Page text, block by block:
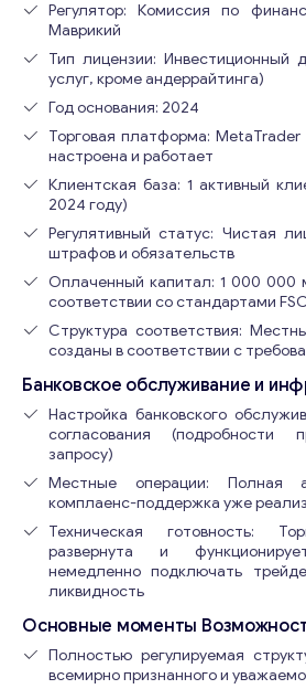
Регулятор: Комиссия по
Маврикий
Тип лицензии: Инвестиционный
услуг, кроме андеррайтинга)
Год основания: 2024
Торговая платформа:
настроена и работает
Клиентская база: 1 активный
2024 году)
Регулятивный статус: Чистая
штрафов и обязательств
Оплаченный капитал: 1 000 000
соответствии со стандартами
Структура соответствия:
созданы в соответствии с
Банковское обслуживание и
Настройка банковского
согласования (подробности
запросу)
Местные операции: Полная
комплаенс-поддержка уже
Техническая готовность:
развернута и
немедленно подключать
ликвидность
Основные моменты
Полностью регулируемая
всемирно признанного и